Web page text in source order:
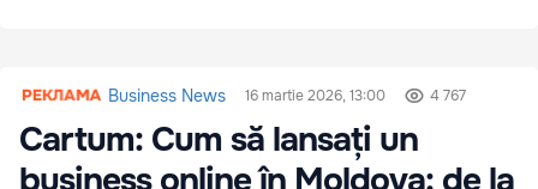
Business News 16 martie 2026, 13:00 4 767
Cartum: Cum să lansați un